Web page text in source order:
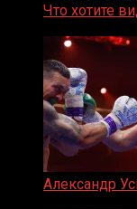
Что хотите
Александр